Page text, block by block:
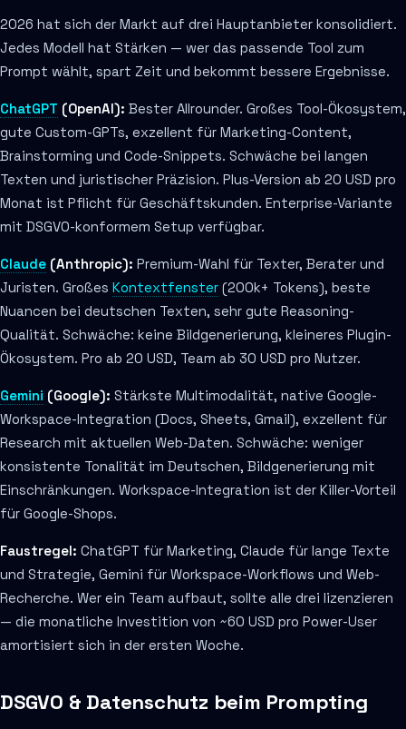
2026 hat sich der Markt auf drei Hauptanbieter konsolidiert.
Jedes Modell hat Stärken — wer das passende Tool zum
Prompt wählt, spart Zeit und bekommt bessere Ergebnisse.
ChatGPT (OpenAI): Bester Allrounder. Großes Tool-Ökosystem,
gute Custom-GPTs, exzellent für Marketing-Content,
Brainstorming und Code-Snippets. Schwäche bei langen
Texten und juristischer Präzision. Plus-Version ab 20 USD pro
Monat ist Pflicht für Geschäftskunden. Enterprise-Variante
mit DSGVO-konformem Setup verfügbar.
Claude (Anthropic): Premium-Wahl für Texter, Berater und
Juristen. Großes Kontextfenster (200k+ Tokens), beste
Nuancen bei deutschen Texten, sehr gute Reasoning-
Qualität. Schwäche: keine Bildgenerierung, kleineres Plugin-
Ökosystem. Pro ab 20 USD, Team ab 30 USD pro Nutzer.
Gemini (Google): Stärkste Multimodalität, native Google-
Workspace-Integration (Docs, Sheets, Gmail), exzellent für
Research mit aktuellen Web-Daten. Schwäche: weniger
konsistente Tonalität im Deutschen, Bildgenerierung mit
Einschränkungen. Workspace-Integration ist der Killer-Vorteil
für Google-Shops.
Faustregel: ChatGPT für Marketing, Claude für lange Texte
und Strategie, Gemini für Workspace-Workflows und Web-
Recherche. Wer ein Team aufbaut, sollte alle drei lizenzieren
— die monatliche Investition von ~60 USD pro Power-User
amortisiert sich in der ersten Woche.
DSGVO & Datenschutz beim Prompting